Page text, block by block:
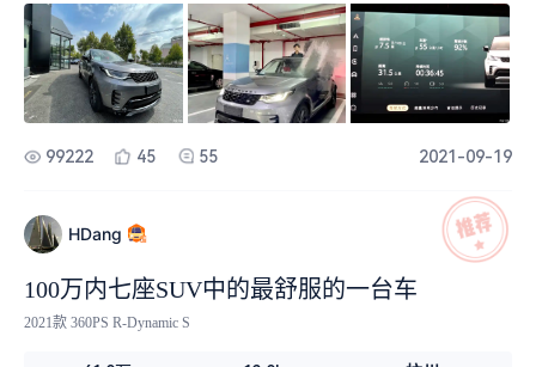
凸显了遥控的重要性，遥控开启温控系统真的是非
常实用的功能。另外车衣还是很有必要，确实能防
一些小剐蹭，另外出了事故，车衣也在保险范围。
之前有过剐蹭，4S走保险给换了部分车衣，很赞。
总体来说真是高性价比的车，还是那句话，这个车
如果不叫发现，叫全地形家庭SUV的话，估计卖得
更好。
开了八年奔驰C200旅行版，也是好车，但感觉以后
回不去小车了）
在不工作了。总之小问题不少，但都是‘小’问题。2.
这个可能是真正不满意的地方，第三排没有出风
口，夏天第三排坐人时间长估计会是个大问题。3.
一些细节的做工确实有不到位的地方。
99222 45 55 2021-09-19
HDang
100万内七座SUV中的最舒服的一台车
2021款 360PS R-Dynamic S